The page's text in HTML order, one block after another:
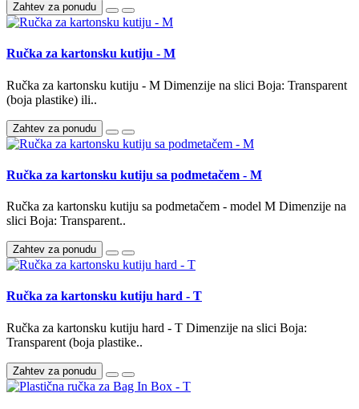
Zahtev za ponudu
Ručka za kartonsku kutiju - M
Ručka za kartonsku kutiju - M Dimenzije na slici Boja: Transparent
(boja plastike) ili..
Zahtev za ponudu
Ručka za kartonsku kutiju sa podmetačem - M
Ručka za kartonsku kutiju sa podmetačem - model M Dimenzije na
slici Boja: Transparent..
Zahtev za ponudu
Ručka za kartonsku kutiju hard - T
Ručka za kartonsku kutiju hard - T Dimenzije na slici Boja:
Transparent (boja plastike..
Zahtev za ponudu